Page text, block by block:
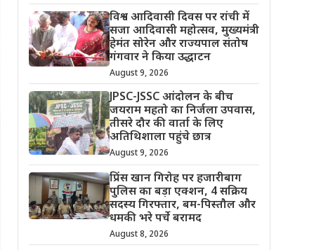
विश्व आदिवासी दिवस पर रांची में
सजा आदिवासी महोत्सव, मुख्यमंत्री
हेमंत सोरेन और राज्यपाल संतोष
गंगवार ने किया उद्धाटन
August 9, 2026
JPSC-JSSC आंदोलन के बीच
जयराम महतो का निर्जला उपवास,
तीसरे दौर की वार्ता के लिए
अतिथिशाला पहुंचे छात्र
August 9, 2026
प्रिंस खान गिरोह पर हजारीबाग
पुलिस का बड़ा एक्शन, 4 सक्रिय
सदस्य गिरफ्तार, बम-पिस्तौल और
धमकी भरे पर्चे बरामद
August 8, 2026